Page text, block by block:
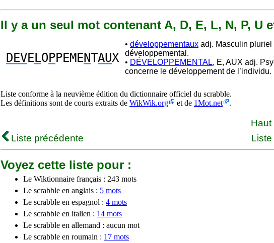
Il y a un seul mot contenant A, D, E, L, N, P, U
DEVE LOPPEMENTAUX
• développementaux adj. Masculin pluriel
développemental.
• DÉVELOPPEMENTAL, E, AUX adj.
concerne le développement de l’individu.
Liste conforme à la neuvième édition du dictionnaire officiel du scrabble.
Les définitions sont de courts extraits de WikWik.org et de 1Mot.net .
Liste précédente
Voyez cette liste pour :
Le Wiktionnaire français : 243 mots
Le scrabble en anglais : 5 mots
Le scrabble en espagnol : 4 mots
Le scrabble en italien : 14 mots
Le scrabble en allemand : aucun mot
Le scrabble en roumain : 17 mots